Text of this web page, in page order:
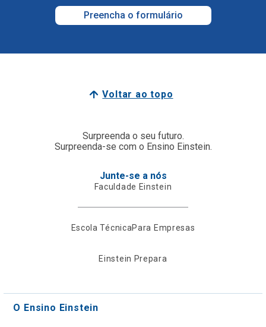
Preencha o formulário
Voltar ao topo
Surpreenda o seu futuro.
Surpreenda-se com o Ensino Einstein.
Junte-se a nós
Faculdade Einstein
Escola TécnicaPara Empresas
Einstein Prepara
O Ensino Einstein